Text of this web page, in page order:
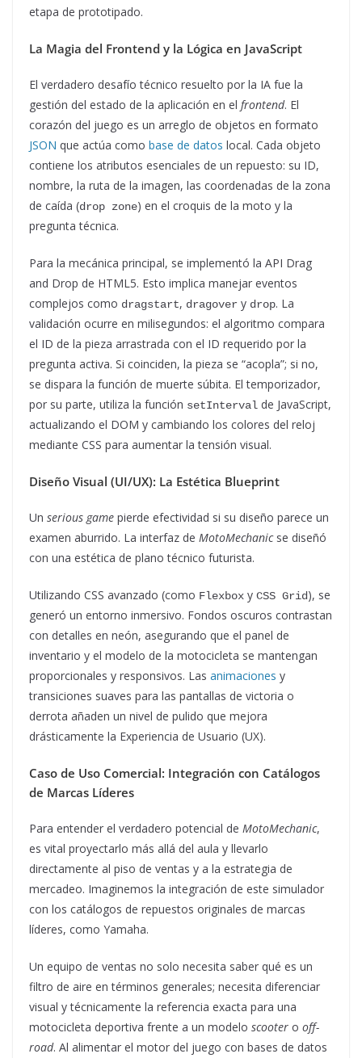
etapa de prototipado.
La Magia del Frontend y la Lógica en JavaScript
El verdadero desafío técnico resuelto por la IA fue la
gestión del estado de la aplicación en el frontend. El
corazón del juego es un arreglo de objetos en formato
JSON que actúa como base de datos local. Cada objeto
contiene los atributos esenciales de un repuesto: su ID,
nombre, la ruta de la imagen, las coordenadas de la zona
de caída (drop zone) en el croquis de la moto y la
pregunta técnica.
Para la mecánica principal, se implementó la API Drag
and Drop de HTML5. Esto implica manejar eventos
complejos como dragstart, dragover y drop. La
validación ocurre en milisegundos: el algoritmo compara
el ID de la pieza arrastrada con el ID requerido por la
pregunta activa. Si coinciden, la pieza se “acopla”; si no,
se dispara la función de muerte súbita. El temporizador,
por su parte, utiliza la función setInterval de JavaScript,
actualizando el DOM y cambiando los colores del reloj
mediante CSS para aumentar la tensión visual.
Diseño Visual (UI/UX): La Estética Blueprint
Un serious game pierde efectividad si su diseño parece un
examen aburrido. La interfaz de MotoMechanicse diseñó
con una estética de plano técnico futurista.
Utilizando CSS avanzado (como Flexbox y CSS Grid), se
generó un entorno inmersivo. Fondos oscuros contrastan
con detalles en neón, asegurando que el panel de
inventario y el modelo de la motocicleta se mantengan
proporcionales y responsivos. Las animaciones y
transiciones suaves para las pantallas de victoria o
derrota añaden un nivel de pulido que mejora
drásticamente la Experiencia de Usuario (UX).
Caso de Uso Comercial: Integración con Catálogos
de Marcas Líderes
Para entender el verdadero potencial de MotoMechanic,
es vital proyectarlo más allá del aula y llevarlo
directamente al piso de ventas y a la estrategia de
mercadeo. Imaginemos la integración de este simulador
con los catálogos de repuestos originales de marcas
líderes, como Yamaha.
Un equipo de ventas no solo necesita saber qué es un
filtro de aire en términos generales; necesita diferenciar
visual y técnicamente la referencia exacta para una
motocicleta deportiva frente a un modelo scooter o off-
road. Al alimentar el motor del juego con bases de datos